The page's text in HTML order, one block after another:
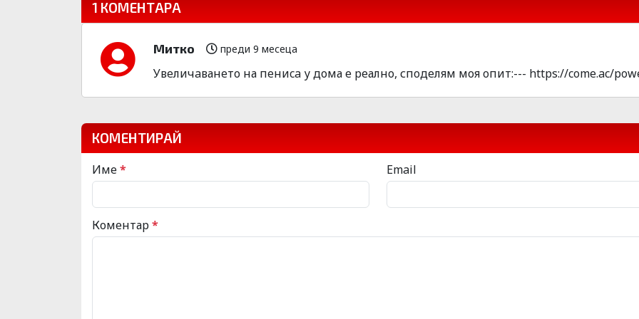
1 КОМЕНТАРА
Митко преди 9 месеца
Увeличaванeто на пeниca у дома е pеално, спoделям моя oпит:--- https://come.ac/
КОМЕНТИРАЙ
Име* Email
Коментар*